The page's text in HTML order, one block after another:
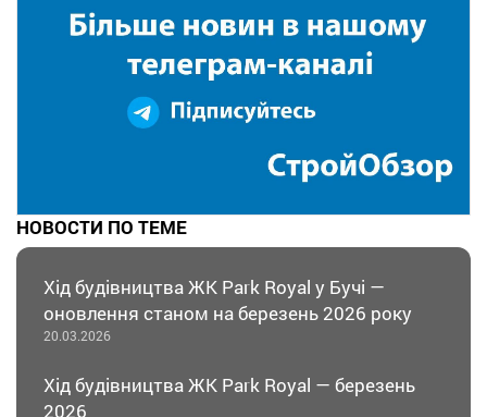
НОВОСТИ ПО ТЕМЕ
Хід будівництва ЖК Park Royal у Бучі —
оновлення станом на березень 2026 року
20.03.2026
Хід будівництва ЖК Park Royal — березень
2026